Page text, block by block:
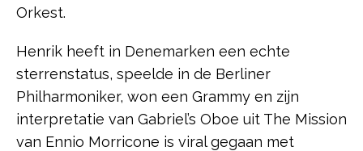
Orkest.
Henrik heeft in Denemarken een echte
sterrenstatus, speelde in de Berliner
Philharmoniker, won een Grammy en zijn
interpretatie van Gabriel’s Oboe uit The Mission
van Ennio Morricone is viral gegaan met